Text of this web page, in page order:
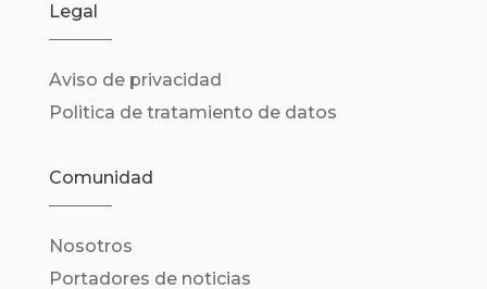
Legal
Aviso de privacidad
Politica de tratamiento de datos
Comunidad
Nosotros
Portadores de noticias